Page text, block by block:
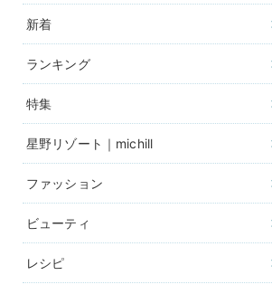
新着
ランキング
特集
星野リゾート｜michill
ファッション
ビューティ
レシピ